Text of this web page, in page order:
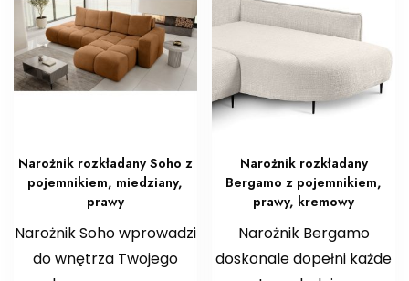
Narożnik rozkładany Soho z
pojemnikiem, miedziany,
prawy
Narożnik Soho wprowadzi
do wnętrza Twojego
Narożnik rozkładany
Bergamo z pojemnikiem,
prawy, kremowy
Narożnik Bergamo
doskonale dopełni każde